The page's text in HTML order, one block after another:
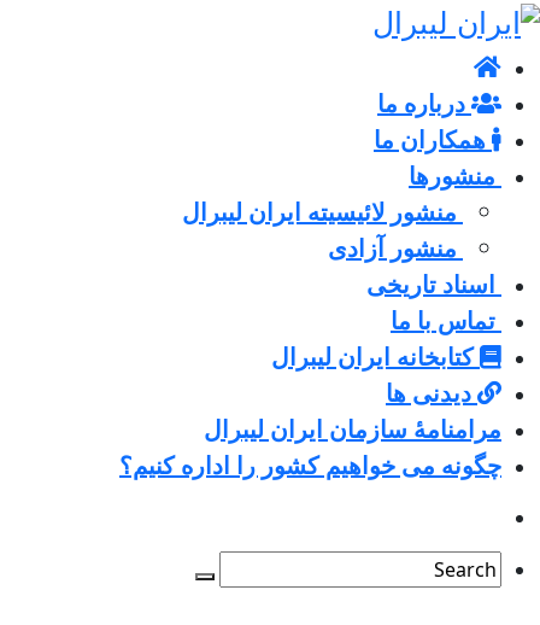
درباره ما
همکاران ما
منشورها
منشور لائیسیته ایران لیبرال
منشور آزادی
اسناد تاریخی
تماس با ما
کتابخانه ایران لیبرال
دیدنی ها
مرامنامۀ سازمان ایران لیبرال
چگونه می خواهیم کشور را اداره کنیم؟